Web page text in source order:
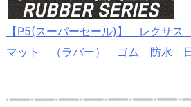
【P5(スーパーセール)】 レク
マット （ラバー） ゴム 防水